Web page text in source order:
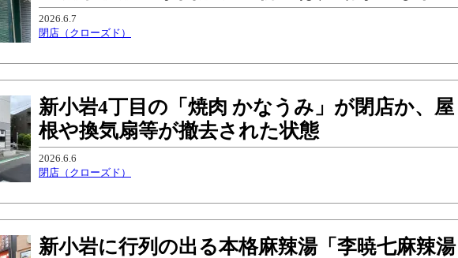
2026.6.7
閉店（クローズド）
新小岩4丁目の「焼肉 かなうみ」が閉店か、屋
根や換気扇等が撤去された状態
2026.6.6
閉店（クローズド）
新小岩に行列の出る本格麻辣湯「李暁七麻辣湯